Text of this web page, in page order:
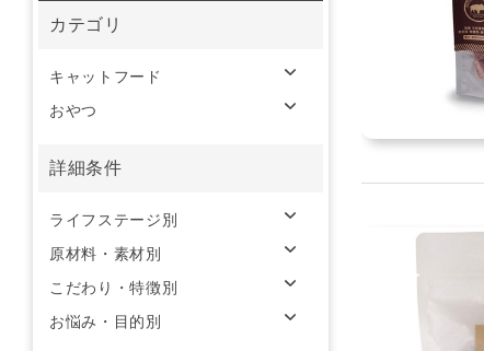
カテゴリ
キャットフード
おやつ
詳細条件
ライフステージ別
原材料・素材別
こだわり・特徴別
お悩み・目的別